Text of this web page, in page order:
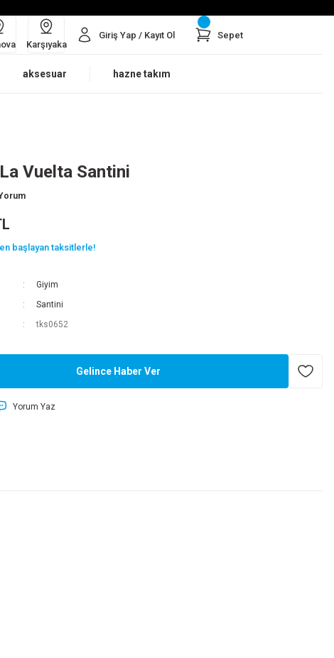
Karşıyaka
Giriş Yap / Kayıt Ol Sepet
aksesuar hazne takım
Vuelta Santini
başlayan taksitlerle!
Giyim
Santini
tks0652
Gelince Haber Ver
Yorum Yaz